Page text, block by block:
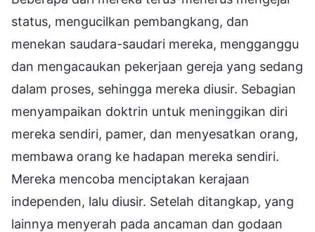
status, mengucilkan pembangkang, dan
menekan saudara-saudari mereka, mengganggu
dan mengacaukan pekerjaan gereja yang sedang
dalam proses, sehingga mereka diusir. Sebagian
menyampaikan doktrin untuk meninggikan diri
mereka sendiri, pamer, dan menyesatkan orang,
membawa orang ke hadapan mereka sendiri.
Mereka mencoba menciptakan kerajaan
independen, lalu diusir. Setelah ditangkap, yang
lainnya menyerah pada ancaman dan godaan